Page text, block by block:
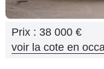
Moto
Marques
Prix : 38 000 €
voir la cote en